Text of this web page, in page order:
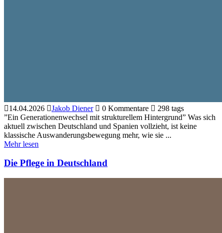
14.04.2026 Jakob Diener 0 Kommentare
298 tags
”Ein Generationenwechsel mit strukturellem Hintergrund” Was sich
aktuell zwischen Deutschland und Spanien vollzieht, ist keine
klassische Auswanderungsbewegung mehr, wie sie ...
Mehr lesen
Die Pflege in Deutschland